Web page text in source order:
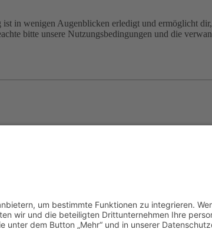
in wenigen Augenblicken erledigt und ermöglicht
bitte unsere Nutzungsbedingungen und die